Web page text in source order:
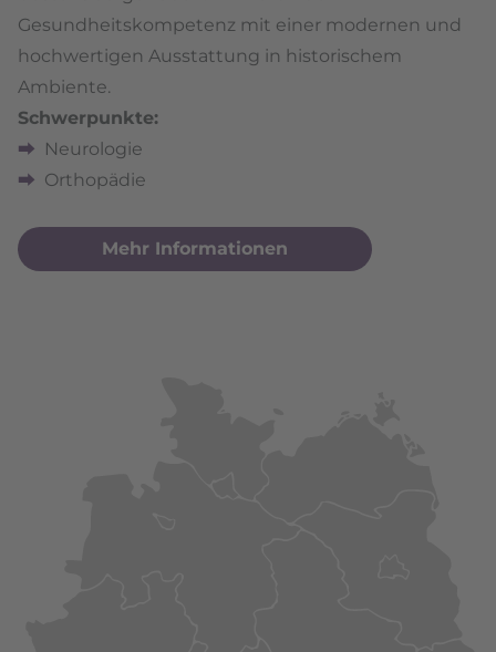
Gesundheitskompetenz mit einer modernen und
hochwertigen Ausstattung in historischem
Ambiente.
Schwerpunkte:
Neurologie
Orthopädie
Mehr Informationen